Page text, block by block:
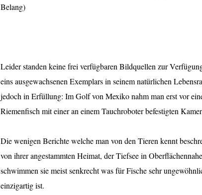
Belang)
Leider standen keine frei verfügbaren Bildquellen zur
eins ausgewachsenen Exemplars in seinem natürlichen
jedoch in Erfüllung: Im Golf von Mexiko nahm man erst vor
Riemenfisch mit einer an einem Tauchroboter befestigten
Die wenigen Berichte welche man von den Tieren kennt
von ihrer angestammten Heimat, der Tiefsee in
schwimmen sie meist senkrecht was für Fische sehr
einzigartig ist.